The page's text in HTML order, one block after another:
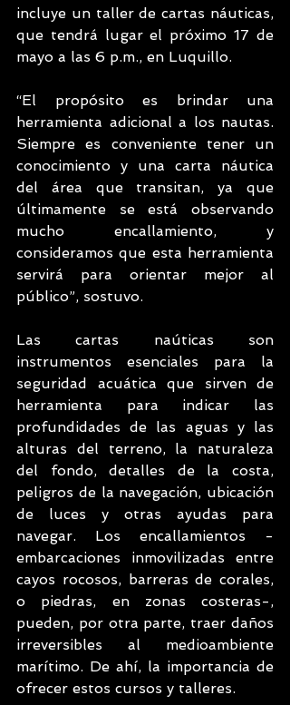
incluye un taller de cartas náuticas,
que tendrá lugar el próximo 17 de
mayo a las 6 p.m., en Luquillo.
“El propósito es brindar una
herramienta adicional a los nautas.
Siempre es conveniente tener un
conocimiento y una carta náutica
del área que transitan, ya que
últimamente se está observando
mucho encallamiento, y
consideramos que esta herramienta
servirá para orientar mejor al
público”, sostuvo.
Las cartas naúticas son
instrumentos esenciales para la
seguridad acuática que sirven de
herramienta para indicar las
profundidades de las aguas y las
alturas del terreno, la naturaleza
del fondo, detalles de la costa,
peligros de la navegación, ubicación
de luces y otras ayudas para
navegar. Los encallamientos -
embarcaciones inmovilizadas entre
cayos rocosos, barreras de corales,
o piedras, en zonas costeras-,
pueden, por otra parte, traer daños
irreversibles al medioambiente
marítimo. De ahí, la importancia de
ofrecer estos cursos y talleres.